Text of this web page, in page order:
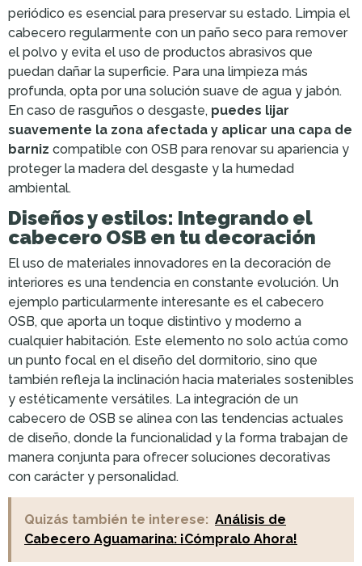
periódico es esencial para preservar su estado. Limpia el
cabecero regularmente con un paño seco para remover
el polvo y evita el uso de productos abrasivos que
puedan dañar la superficie. Para una limpieza más
profunda, opta por una solución suave de agua y jabón.
En caso de rasguños o desgaste, puedes lijar
suavemente la zona afectada y aplicar una capa de
barniz compatible con OSB para renovar su apariencia y
proteger la madera del desgaste y la humedad
ambiental.
Diseños y estilos: Integrando el
cabecero OSB en tu decoración
El uso de materiales innovadores en la decoración de
interiores es una tendencia en constante evolución. Un
ejemplo particularmente interesante es el cabecero
OSB, que aporta un toque distintivo y moderno a
cualquier habitación. Este elemento no solo actúa como
un punto focal en el diseño del dormitorio, sino que
también refleja la inclinación hacia materiales sostenibles
y estéticamente versátiles. La integración de un
cabecero de OSB se alinea con las tendencias actuales
de diseño, donde la funcionalidad y la forma trabajan de
manera conjunta para ofrecer soluciones decorativas
con carácter y personalidad.
Quizás también te interese: Análisis de
Cabecero Aguamarina: ¡Cómpralo Ahora!